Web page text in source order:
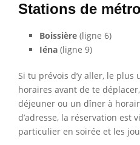
Stations de
Boissière (ligne 6)
Iéna (ligne 9)
Si tu prévois d’y aller, le plus
horaires avant de te
déjeuner ou un dîner à
d’adresse, la réservation est
particulier en soirée et les